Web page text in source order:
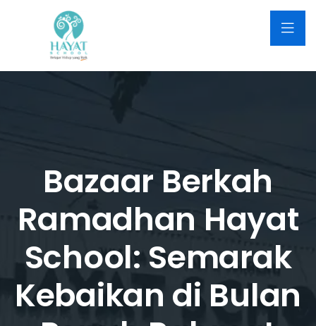
Bazaar Berkah
Ramadhan Hayat
School: Semarak
Kebaikan di Bulan